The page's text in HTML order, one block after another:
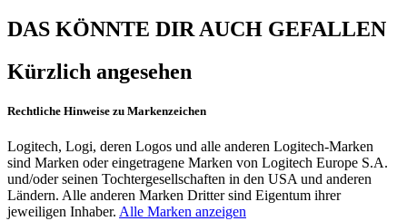
DAS KÖNNTE DIR AUCH GEFALLEN
Kürzlich angesehen
Rechtliche Hinweise zu Markenzeichen
Logitech, Logi, deren Logos und alle anderen Logitech-Marken
sind Marken oder eingetragene Marken von Logitech Europe S.A.
und/oder seinen Tochtergesellschaften in den USA und anderen
Ländern. Alle anderen Marken Dritter sind Eigentum ihrer
jeweiligen Inhaber. Alle Marken anzeigen